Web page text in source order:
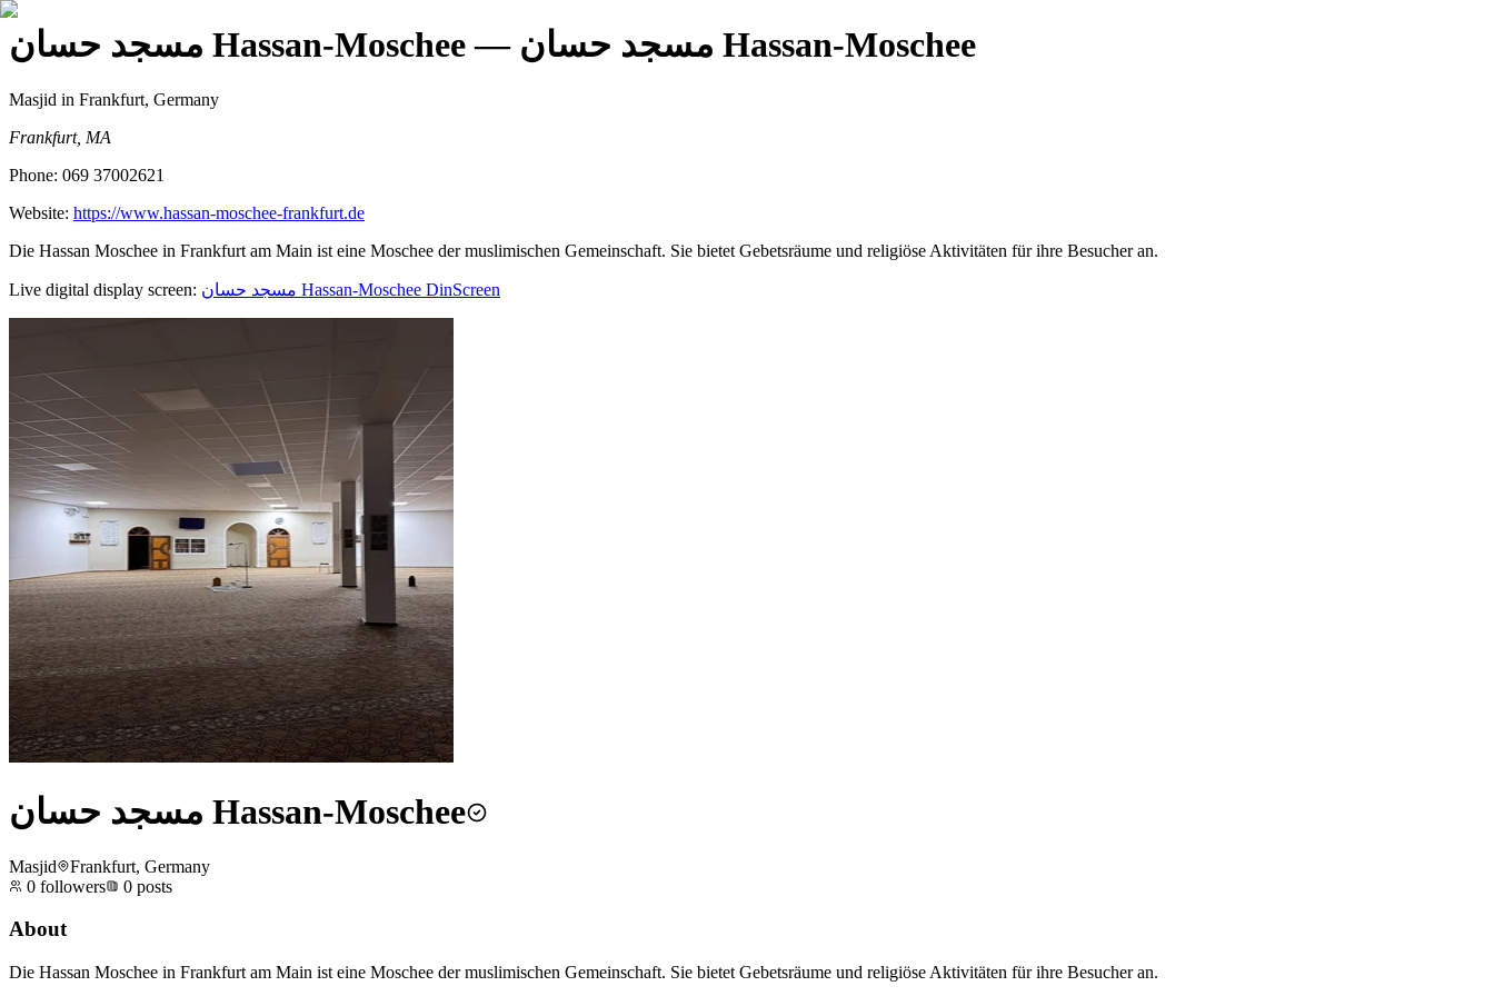
مسجد حسان Hassan-Moschee — مسجد حسان Hassan-Moschee
Masjid in Frankfurt, Germany
Frankfurt, MA
Phone: 069 37002621
Website: https://www.hassan-moschee-frankfurt.de
Die Hassan Moschee in Frankfurt am Main ist eine Moschee der muslimischen Gemeinschaft. Sie bietet Gebetsräume und religiöse Aktivitäten für ihre Besucher an.
Live digital display screen: مسجد حسان Hassan-Moschee DinScreen
مسجد حسان Hassan-Moschee
Masjid
Frankfurt, Germany
0 followers 0 posts
About
Die Hassan Moschee in Frankfurt am Main ist eine Moschee der muslimischen Gemeinschaft. Sie bietet Gebetsräume und religiöse Aktivitäten für ihre Besucher an.